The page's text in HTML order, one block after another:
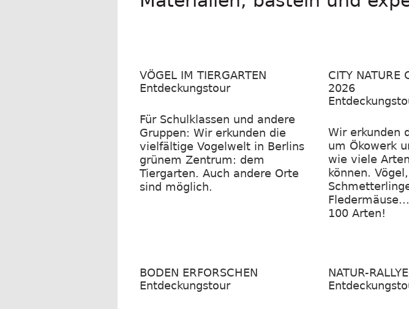
VÖGEL IM TIERGARTEN
Entdeckungstour
Für Schulklassen und andere
Gruppen: Wir erkunden die
vielfältige Vogelwelt in Berlins
grünem Zentrum: dem
Tiergarten. Auch andere Orte
sind möglich.
CITY NATURE
2026
Wir erkunden
um Ökowerk
wie viele
können.
100 Arten!
BODEN ERFORSCHEN
Entdeckungstour
NATUR-